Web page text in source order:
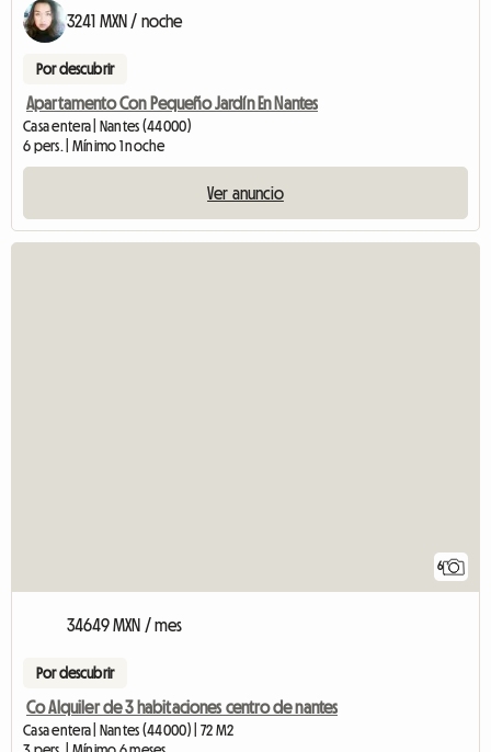
3241 MXN / noche
Por descubrir
Apartamento Con Pequeño Jardín En Nantes
Casa entera | Nantes (44000)
6 pers. | Mínimo 1 noche
Ver anuncio
6
34649 MXN / mes
Por descubrir
Co Alquiler de 3 habitaciones centro de nantes
Casa entera | Nantes (44000) | 72 M2